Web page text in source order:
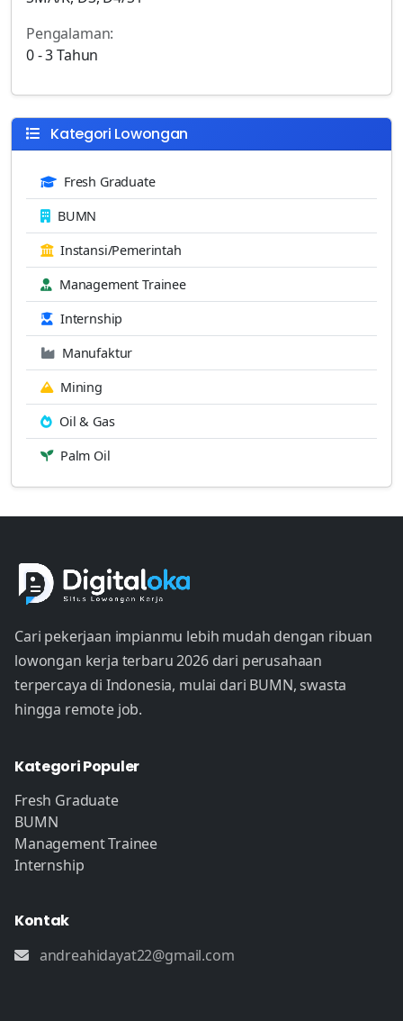
Pengalaman:
0 - 3 Tahun
Kategori Lowongan
Fresh Graduate
BUMN
Instansi/Pemerintah
Management Trainee
Internship
Manufaktur
Mining
Oil & Gas
Palm Oil
Cari pekerjaan impianmu lebih mudah dengan ribuan
lowongan kerja terbaru 2026 dari perusahaan
terpercaya di Indonesia, mulai dari BUMN, swasta
hingga remote job.
Kategori Populer
Fresh Graduate
BUMN
Management Trainee
Internship
Kontak
andreahidayat22@gmail.com